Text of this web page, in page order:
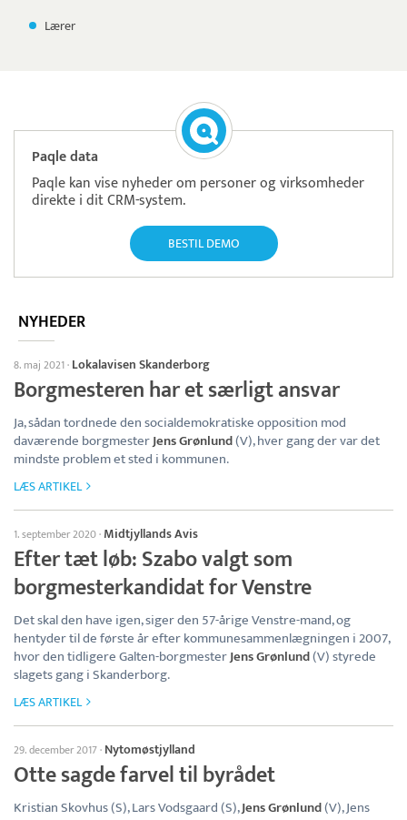
Lærer
Paqle data
Paqle kan vise nyheder om personer og virksomheder
direkte i dit CRM-system.
BESTIL DEMO
NYHEDER
8. maj 2021· Lokalavisen Skanderborg
Borgmesteren har et særligt ansvar
Ja, sådan tordnede den socialdemokratiske opposition mod
daværende borgmesterJens Grønlund(V), hver gang der var det
mindste problem et sted i kommunen.
LÆS ARTIKEL
1. september 2020· Midtjyllands Avis
Efter tæt løb: Szabo valgt som
borgmesterkandidat for Venstre
Det skal den have igen, siger den 57-årige Venstre-mand, og
hentyder til de første år efter kommunesammenlægningen i 2007,
hvor den tidligere Galten-borgmesterJens Grønlund(V) styrede
slagets gang i Skanderborg.
LÆS ARTIKEL
29. december 2017· Nytomøstjylland
Otte sagde farvel til byrådet
Kristian Skovhus (S), Lars Vodsgaard (S),Jens Grønlund(V), Jens